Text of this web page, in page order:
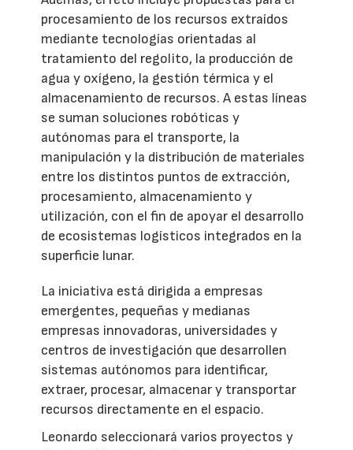
procesamiento de los recursos extraídos
mediante tecnologías orientadas al
tratamiento del regolito, la producción de
agua y oxígeno, la gestión térmica y el
almacenamiento de recursos. A estas líneas
se suman soluciones robóticas y
autónomas para el transporte, la
manipulación y la distribución de materiales
entre los distintos puntos de extracción,
procesamiento, almacenamiento y
utilización, con el fin de apoyar el desarrollo
de ecosistemas logísticos integrados en la
superficie lunar.
La iniciativa está dirigida a empresas
emergentes, pequeñas y medianas
empresas innovadoras, universidades y
centros de investigación que desarrollen
sistemas autónomos para identificar,
extraer, procesar, almacenar y transportar
recursos directamente en el espacio.
Leonardo seleccionará varios proyectos y